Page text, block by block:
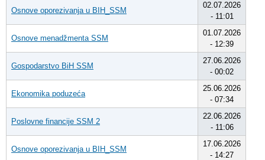
Osnove oporezivanja u BIH_SSM
02.07.2026
- 11:01
Osnove menadžmenta SSM
01.07.2026
- 12:39
Gospodarstvo BiH SSM
27.06.2026
- 00:02
Ekonomika poduzeća
25.06.2026
- 07:34
Poslovne financije SSM 2
22.06.2026
- 11:06
Osnove oporezivanja u BIH_SSM
17.06.2026
- 14:27